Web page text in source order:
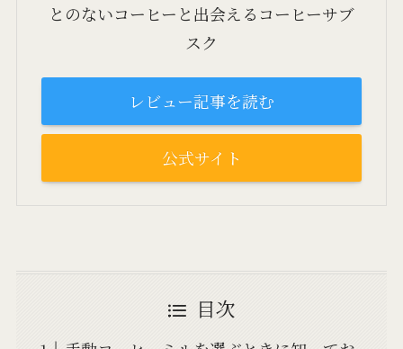
とのないコーヒーと出会えるコーヒーサブ
スク
レビュー記事を読む
公式サイト
目次